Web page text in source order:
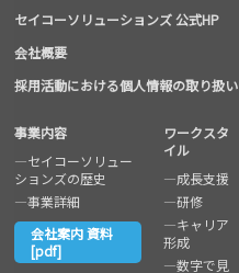
セイコーソリューションズ 公式HP
会社概要
採用活動における個人情報の取り扱い
事業内容
―セイコーソリュー
ションズの歴史
―事業詳細
会社案内 資料
[pdf]
ワークスタ
イル
―成長支援
―研修
―キャリア
形成
―数字で見